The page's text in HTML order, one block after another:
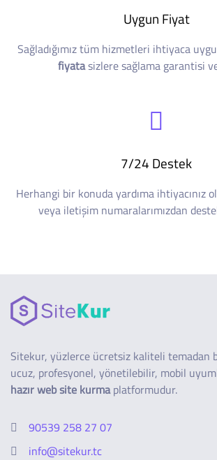
Uygun Fiyat
Sağladığımız tüm hizmetleri ihtiyaca
fiyatasizlere sağlama garantisi
7/24 Destek
Herhangi bir konuda yardıma ihtiyacınız
veya iletişim numaralarımızdan
Sitekur, yüzlerce ücretsiz kaliteli temadan
ucuz, profesyonel, yönetilebilir, mobil
hazır web site kurmaplatformudur.
90539 258 27 07
info@sitekur.tc